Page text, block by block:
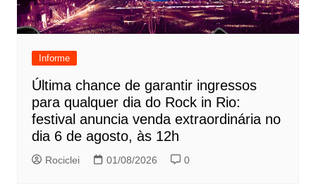
Informe
Última chance de garantir ingressos
para qualquer dia do Rock in Rio:
festival anuncia venda extraordinária no
dia 6 de agosto, às 12h
Rociclei 01/08/2026 0